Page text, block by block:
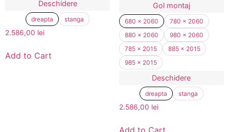
Deschidere
dreapta stanga
2.586,00 lei
Add to Cart
Gol montaj
680 x 2060
780 x 2060
880 x 2060
980 x 2060
785 x 2015
885 x 2015
985 x 2015
Deschidere
dreapta stanga
2.586,00 lei
Add to Cart